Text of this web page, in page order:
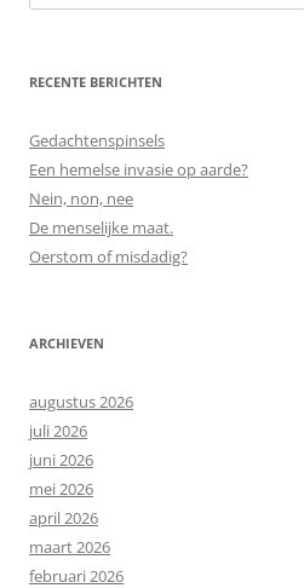
naar:
RECENTE BERICHTEN
Gedachtenspinsels
Een hemelse invasie op aarde?
Nein, non, nee
De menselijke maat.
Oerstom of misdadig?
ARCHIEVEN
augustus 2026
juli 2026
juni 2026
mei 2026
april 2026
maart 2026
februari 2026